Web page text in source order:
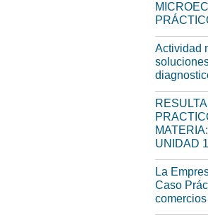
Actividad
UNIDAD 1
La
Caso
comercios